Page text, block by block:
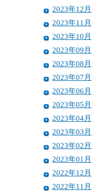
2023年12月
2023年11月
2023年10月
2023年09月
2023年08月
2023年07月
2023年06月
2023年05月
2023年04月
2023年03月
2023年02月
2023年01月
2022年12月
2022年11月